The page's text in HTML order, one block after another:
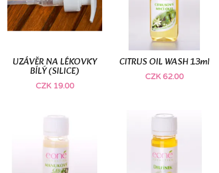
UZÁVĚR NA LÉKOVKY
BÍLÝ (SILICE)
CZK 19.00
CITRUS OIL WASH 13ml
CZK 62.00